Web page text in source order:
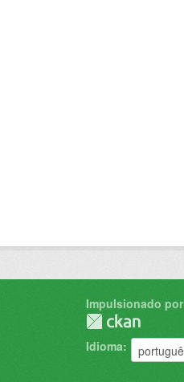
Impulsionado por
Idioma